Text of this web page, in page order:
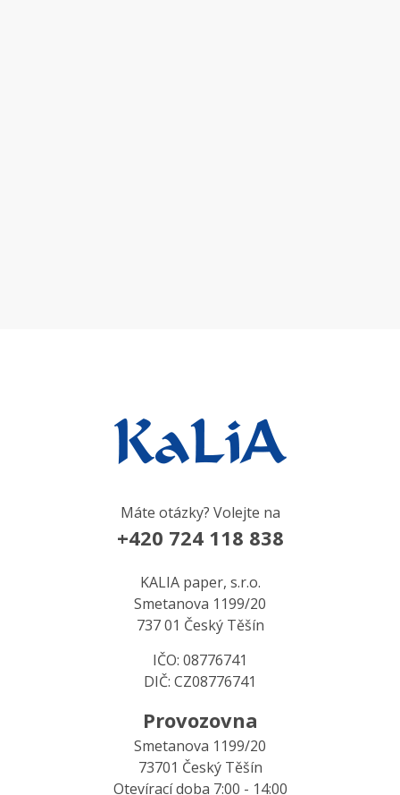
Máte otázky? Volejte na
+420 724 118 838
KALIA paper, s.r.o.
Smetanova 1199/20
737 01 Český Těšín
IČO: 08776741
DIČ: CZ08776741
Provozovna
Smetanova 1199/20
73701 Český Těšín
Otevírací doba 7:00 - 14:00